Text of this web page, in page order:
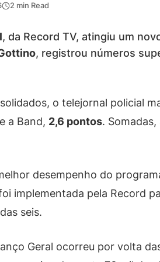
2 min Read
, da Record TV, atingiu um
, registrou números
o telejornal policial
e a Band, 2,6 pontos.
desempenho do
implementada pela Record
seis.
Geral ocorreu por volta